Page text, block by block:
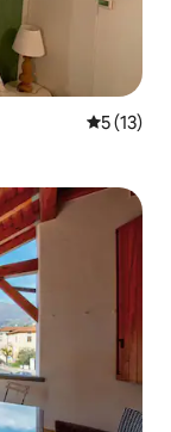
5 (13)